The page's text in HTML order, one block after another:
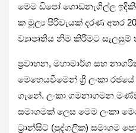
මෙම ඩිපෝ ගොඩනැගිල්ල
ක මූල්‍ය පිරිවැයක් දරණ අතර
ව්‍යාපෘතිය නිම කිරීමට සැලසුම්
ප්‍රවාහන, මහාමාර්ග සහ
මෙහෙයවීමෙන් ශ්‍රී ලංකා
ගැනේ. ලංකා ගමනාගමන
සමාගමක් ලෙස මෙම ලංකා
ට්‍රාන්සිට් (පුද්ගලික) සමාගම